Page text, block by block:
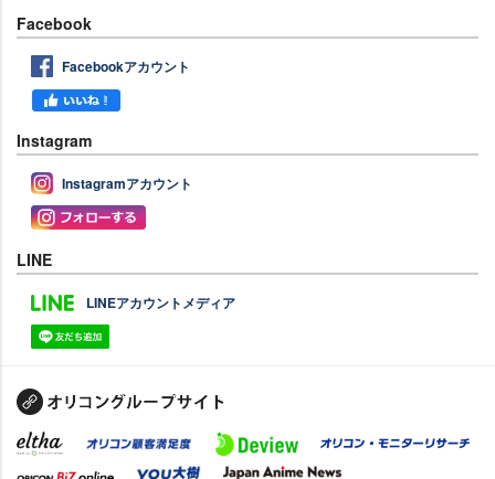
Facebook
Facebookアカウント
Instagram
Instagramアカウント
LINE
LINEアカウントメディア